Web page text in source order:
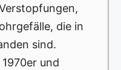
die in
sind.
und